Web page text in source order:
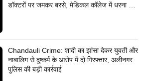
डॉक्टरों पर जमकर बरसे, मेडिकल कॉलेज में धरना देने
Chandauli Crime: शादी का झांसा देकर युवती और
नाबालिग से दुष्कर्म के आरोप में दो गिरफ्तार, अलीनगर
पुलिस की बड़ी कार्रवाई